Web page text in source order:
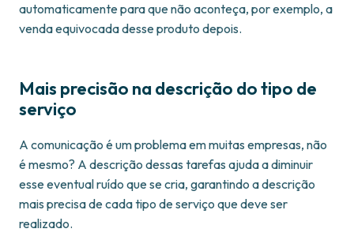
automaticamente para que não aconteça, por exemplo, a
venda equivocada desse produto depois.
Mais precisão na descrição do tipo de
serviço
A comunicação é um problema em muitas empresas, não
é mesmo? A descrição dessas tarefas ajuda a diminuir
esse eventual ruído que se cria, garantindo a descrição
mais precisa de cada tipo de serviço que deve ser
realizado.